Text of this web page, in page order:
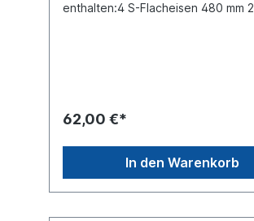
enthalten:4 S-Flacheisen 480 mm 2
62,00 €*
In den Warenkorb